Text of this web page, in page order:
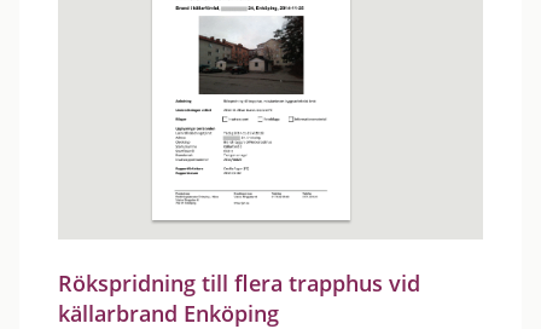
Rökspridning till flera trapphus vid
källarbrand Enköping